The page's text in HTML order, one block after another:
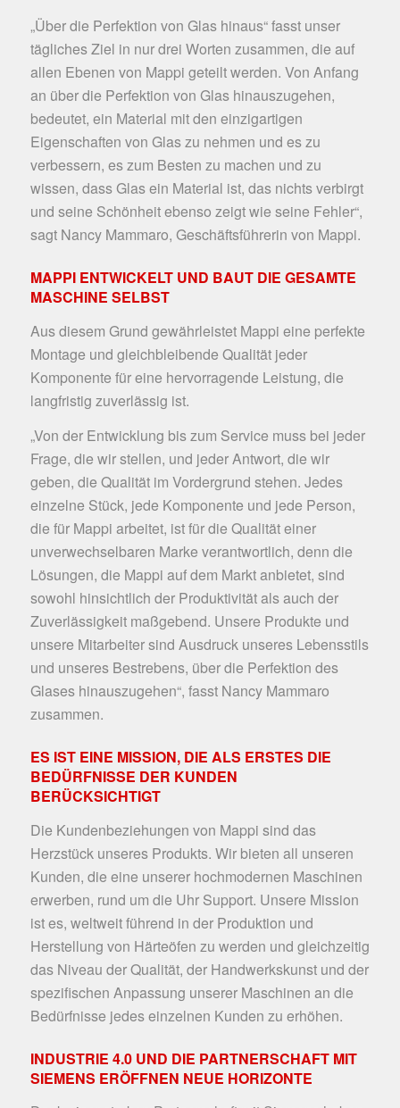
„Über die Perfektion von Glas hinaus“ fasst unser
tägliches Ziel in nur drei Worten zusammen, die auf
allen Ebenen von Mappi geteilt werden. Von Anfang
an über die Perfektion von Glas hinauszugehen,
bedeutet, ein Material mit den einzigartigen
Eigenschaften von Glas zu nehmen und es zu
verbessern, es zum Besten zu machen und zu
wissen, dass Glas ein Material ist, das nichts verbirgt
und seine Schönheit ebenso zeigt wie seine Fehler“,
sagt Nancy Mammaro, Geschäftsführerin von Mappi.
MAPPI ENTWICKELT UND BAUT DIE GESAMTE
MASCHINE SELBST
Aus diesem Grund gewährleistet Mappi eine perfekte
Montage und gleichbleibende Qualität jeder
Komponente für eine hervorragende Leistung, die
langfristig zuverlässig ist.
„Von der Entwicklung bis zum Service muss bei jeder
Frage, die wir stellen, und jeder Antwort, die wir
geben, die Qualität im Vordergrund stehen. Jedes
einzelne Stück, jede Komponente und jede Person,
die für Mappi arbeitet, ist für die Qualität einer
unverwechselbaren Marke verantwortlich, denn die
Lösungen, die Mappi auf dem Markt anbietet, sind
sowohl hinsichtlich der Produktivität als auch der
Zuverlässigkeit maßgebend. Unsere Produkte und
unsere Mitarbeiter sind Ausdruck unseres Lebensstils
und unseres Bestrebens, über die Perfektion des
Glases hinauszugehen“, fasst Nancy Mammaro
zusammen.
ES IST EINE MISSION, DIE ALS ERSTES DIE
BEDÜRFNISSE DER KUNDEN
BERÜCKSICHTIGT
Die Kundenbeziehungen von Mappi sind das
Herzstück unseres Produkts. Wir bieten all unseren
Kunden, die eine unserer hochmodernen Maschinen
erwerben, rund um die Uhr Support. Unsere Mission
ist es, weltweit führend in der Produktion und
Herstellung von Härteöfen zu werden und gleichzeitig
das Niveau der Qualität, der Handwerkskunst und der
spezifischen Anpassung unserer Maschinen an die
Bedürfnisse jedes einzelnen Kunden zu erhöhen.
INDUSTRIE 4.0 UND DIE PARTNERSCHAFT MIT
SIEMENS ERÖFFNEN NEUE HORIZONTE